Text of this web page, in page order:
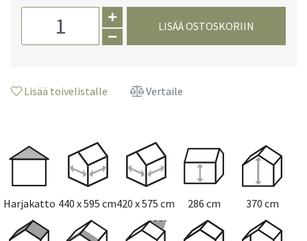
LISÄÄ OSTOSKORIIN
Lisää toivelistalle Vertaile
Harjakatto 440 x 595 cm420 x 575 cm 286 cm 370 cm